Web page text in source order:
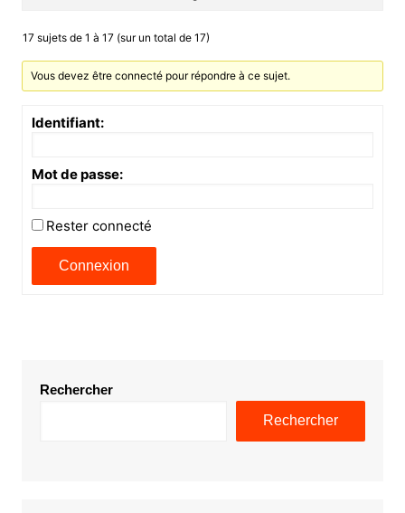
17 sujets de 1 à 17 (sur un total de 17)
Vous devez être connecté pour répondre à ce sujet.
Identifiant:
Mot de passe:
Rester connecté
Connexion
Rechercher
Rechercher